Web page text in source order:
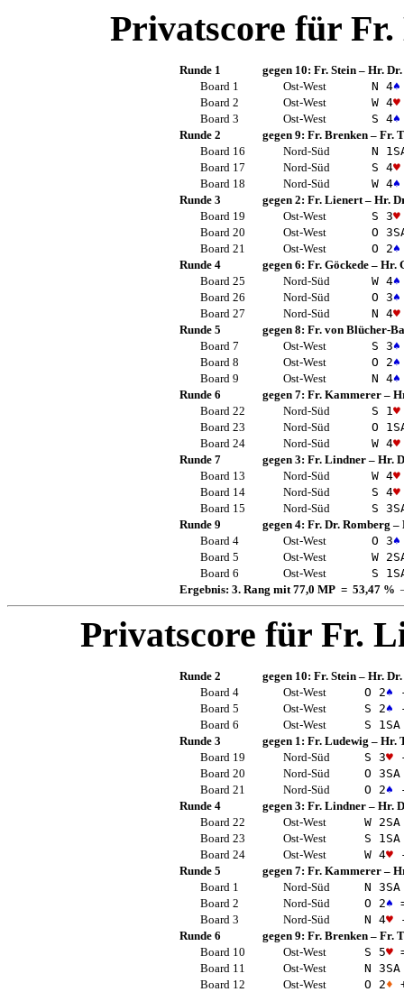
Privatscore für Fr.
Runde 1 gegen 10: Fr. Stein – Hr.
Board 1
Ost-West N 4♠
Board 2
Ost-West W 4♥
Board 3
Ost-West S 4♠
Runde 2
gegen 9: Fr. Brenken – Fr.
Board 16
Nord-Süd N 1
Board 17
Nord-Süd S 4♥
Board 18
Nord-Süd W 4♠
Runde 3
gegen 2: Fr. Lienert– Hr.
Board 19
Ost-West S 3♥
Board 20
Ost-West O 3
Board 21
Ost-West O 2♠
Runde 4
gegen 6: Fr. Göckede – Hr.
Board 25
Nord-Süd W 4♠
Board 26
Nord-Süd O 3♠
Board 27
Nord-Süd N 4♥
Runde 5
gegen 8: Fr. von Blücher-
Board 7
Ost-West S 3♠
Board 8
Ost-West O 2♠
Board 9
Ost-West N 4♠
Runde 6
gegen 7: Fr. Kammerer –
Board 22
Nord-Süd S 1♥
Board 23
Nord-Süd O 1
Board 24
Nord-Süd W 4♥
Runde 7
gegen 3: Fr. Lindner – Hr.
Board 13
Nord-Süd W 4♥
Board 14
Nord-Süd S 4♥
Board 15
Nord-Süd S 3
Runde 9
gegen 4: Fr. Dr. Romberg –
Board 4
Ost-West O 3♠
Board 5
Ost-West W 2
Board 6
Ost-West S 1
Ergebnis: 3. Rang mit 77,0 MP = 53,47 %
Privatscore für Fr.
Runde 2 gegen 10: Fr. Stein – Hr.
Board 4
Ost-West O 2♠
Board 5
Ost-West S 2♠
Board 6
Ost-West S 1 SA
Runde 3
gegen 1: Fr. Ludewig – Hr.
Board 19
Nord-Süd S 3♥
Board 20
Nord-Süd O 3SA
Board 21
Nord-Süd O 2♠
Runde 4
gegen 3: Fr. Lindner – Hr.
Board 22
Ost-West W 2SA
Board 23
Ost-West S 1 SA
Board 24
Ost-West W 4♥
Runde 5
gegen 7: Fr. Kammerer –
Board 1
Nord-Süd N 3SA
Board 2
Nord-Süd O 2♠
Board 3
Nord-Süd N 4♥
Runde 6
gegen 9: Fr. Brenken – Fr.
Board 10
Ost-West S 5♥
Board 11
Ost-West N 3SA
Board 12
Ost-West O 2♦